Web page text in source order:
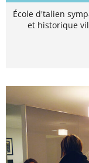
École d'talien
et historique